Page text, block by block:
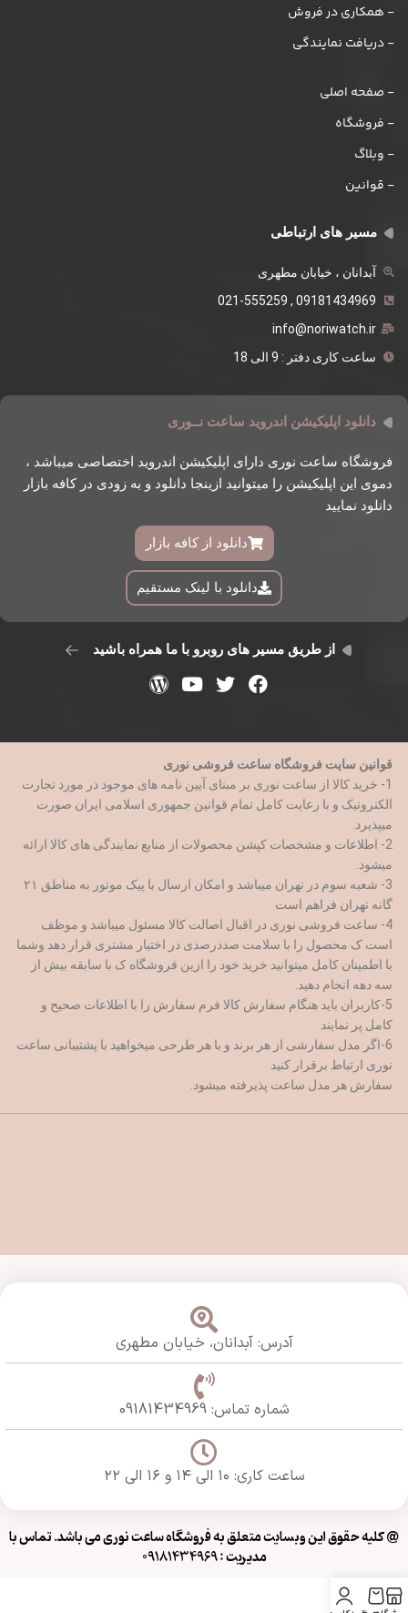
- همکاری در فروش
- دریافت نمایندگی
- صفحه اصلی
- فروشگاه
- وبلاگ
- قوانین
مسیر های ارتباطی
آبدانان ، خیابان مطهری
09181434969 , 021-555259
info@noriwatch.ir
ساعت کاری دفتر : 9 الی 18
دانلود اپلیکیشن اندروید ساعت نــوری
فروشگاه ساعت نوری دارای اپلیکیشن اندروید اختصاصی میباشد ،
دموی این اپلیکیشن را میتوانید ازینجا دانلود و به زودی در کافه بازار
دانلود نمایید
دانلود از کافه بازار
دانلود با لینک مستقیم
از طریق مسیر های روبرو با ما همراه باشید
قوانین سایت فروشگاه ساعت فروشی نوری
1- خرید کالا از ساعت نوری بر مبنای آیین نامه های موجود در مورد تجارت
الکترونیک و با رعایت کامل تمام قوانین جمهوری اسلامی ایران صورت
میپذیرد.
2- اطلاعات و مشخصات کپشن محصولات از منابع نمایندگی های کالا ارائه
میشود.
3- شعبه سوم در تهران میباشد و امکان ارسال با پیک موتور به مناطق ۲۱
گانه تهران فراهم است
4- ساعت فروشی نوری در اقبال اصالت کالا مسئول میباشد و موظف
است ک محصول را با سلامت صددرصدی در اختیار مشتری قرار دهد وشما
با اطمینان کامل میتوانید خرید خود را ازین فروشگاه ک با سابقه بیش از
سه دهه انجام دهید.
5-کاربران باید هنگام سفارش کالا فرم سفارش را با اطلاعات صحیح و
کامل پر نمایند
6-اگر مدل سفارشی از هر برند و با هر طرحی میخواهید با پشتیبانی ساعت
نوری ارتباط برقرار کنید
سفارش هر مدل ساعت پذیرفته میشود.
آدرس: آبدانان، خیابان مطهری
شماره تماس: 09181434969
ساعت کاری: ۱۰ الی ۱۴ و ۱۶ الی ۲۲
@ کلیه حقوق این وبسایت متعلق به فروشگاه ساعت نوری می باشد. تماس با
مدیریت : 09181434969